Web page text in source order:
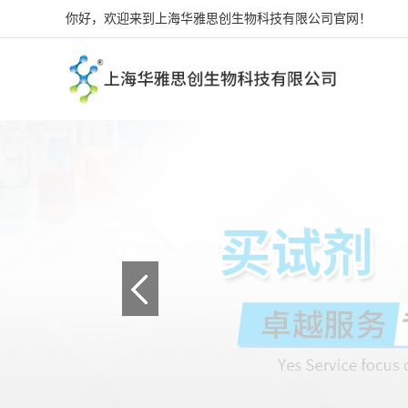
你好，欢迎来到上海华雅思创生物科技有限公司官网！